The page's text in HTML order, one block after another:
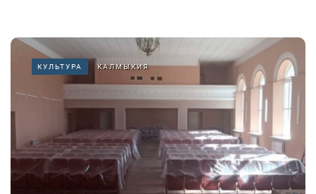
КУЛЬТУРА КАЛМЫКИЯ